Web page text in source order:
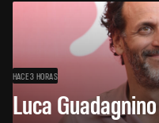
HACE 3 HORAS
Luca